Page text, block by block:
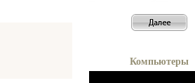
Компьютеры